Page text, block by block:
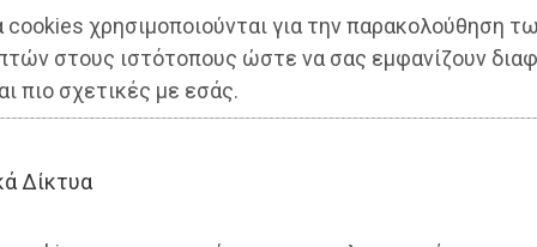
cookies χρησιμοποιούνται για την παρακολούθηση
στους ιστότοπους ώστε να σας εμφανίζουν
πιο σχετικές με εσάς.
Δίκτυα
με «Τέχνη.. από
τον Μαραθώνα και τον